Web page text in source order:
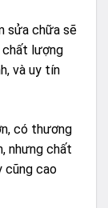
sửa chữa sẽ
chất lượng
và uy tín
có thương
nhưng chất
cũng cao